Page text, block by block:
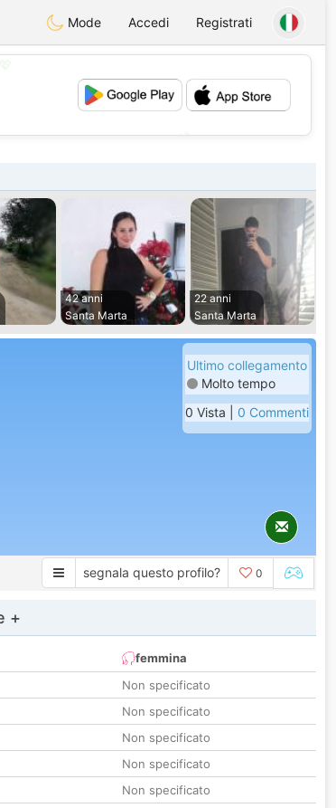
Mode Accedi Registrati
42 anni
Santa Marta
22 anni
Santa Marta
Ultimo collegamento
Molto tempo
0 Vista | 0 Commenti
segnala questo profilo? 0
+
femmina
Non specificato
Non specificato
Non specificato
Non specificato
Non specificato